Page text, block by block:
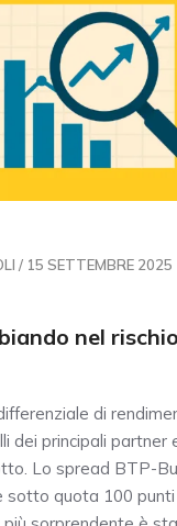
/ 15 SETTEMBRE 2025
nel
di
dei principali partner
Lo spread BTP-
sotto quota 100